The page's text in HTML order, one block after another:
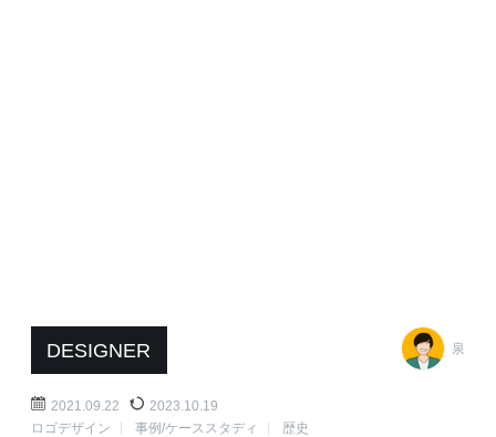
DESIGNER 泉
2021.09.22
2023.10.19
ロゴデザイン
事例/ケーススタディ 歴史